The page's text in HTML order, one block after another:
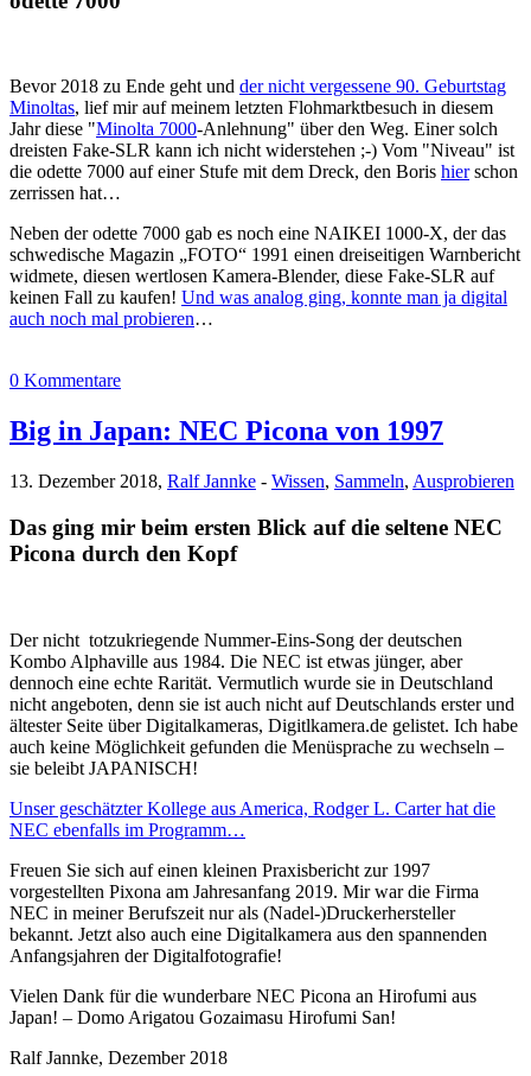
Bevor 2018 zu Ende geht und der nicht vergessene 90. Geburtstag
Minoltas, lief mir auf meinem letzten Flohmarktbesuch in diesem
Jahr diese "Minolta 7000-Anlehnung" über den Weg. Einer solch
dreisten Fake-SLR kann ich nicht widerstehen ;-) Vom "Niveau" ist
die odette 7000 auf einer Stufe mit dem Dreck, den Boris hierschon
zerrissen hat…
Neben der odette 7000 gab es noch eine NAIKEI 1000-X, der das
schwedische Magazin „FOTO“ 1991 einen dreiseitigen Warnbericht
widmete, diesen wertlosen Kamera-Blender, diese Fake-SLR auf
keinen Fall zu kaufen! Und was analog ging, konnte man ja digital
auch noch mal probieren…
0 Kommentare
Big in Japan: NEC Picona von 1997
13. Dezember 2018, Ralf Jannke - Wissen, Sammeln, Ausprobieren
Das ging mir beim ersten Blick auf die seltene NEC
Picona durch den Kopf
Der nicht totzukriegende Nummer-Eins-Song der deutschen
Kombo Alphaville aus 1984. Die NEC ist etwas jünger, aber
dennoch eine echte Rarität. Vermutlich wurde sie in Deutschland
nicht angeboten, denn sie ist auch nicht auf Deutschlands erster und
ältester Seite über Digitalkameras, Digitlkamera.de gelistet. Ich habe
auch keine Möglichkeit gefunden die Menüsprache zu wechseln –
sie beleibt JAPANISCH!
Unser geschätzter Kollege aus America, Rodger L. Carter hat die
NEC ebenfalls im Programm…
Freuen Sie sich auf einen kleinen Praxisbericht zur 1997
vorgestellten Pixona am Jahresanfang 2019. Mir war die Firma
NEC in meiner Berufszeit nur als (Nadel-)Druckerhersteller
bekannt. Jetzt also auch eine Digitalkamera aus den spannenden
Anfangsjahren der Digitalfotografie!
Vielen Dank für die wunderbare NEC Picona an Hirofumi aus
Japan! – Domo Arigatou Gozaimasu Hirofumi San!
Ralf Jannke, Dezember 2018